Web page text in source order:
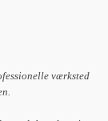
værksted